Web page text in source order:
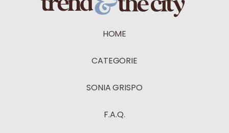
HOME
CATEGORIE
SONIA GRISPO
F.A.Q.